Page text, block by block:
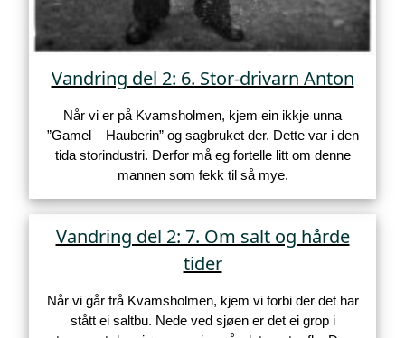
Vandring del 2: 6. Stor-drivarn Anton
Når vi er på Kvamsholmen, kjem ein ikkje unna
”Gamel – Hauberin” og sagbruket der. Dette var i den
tida storindustri. Derfor må eg fortelle litt om denne
mannen som fekk til så mye.
Vandring del 2: 7. Om salt og hårde
tider
Når vi går frå Kvamsholmen, kjem vi forbi der det har
stått ei saltbu. Nede ved sjøen er det ei grop i